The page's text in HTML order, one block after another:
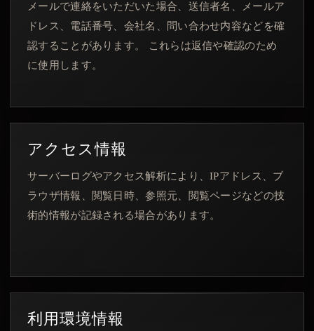
メールで連絡をいただいた場合、送信者名、メールア
ドレス、電話番号、会社名、問い合わせ内容などを確
認することがあります。 これらは返信や確認のため
に使用します。
アクセス情報
サーバーログやアクセス解析により、IPアドレス、ブ
ラウザ情報、閲覧日時、参照元、閲覧ページなどの技
術的情報が記録される場合があります。
利用環境情報